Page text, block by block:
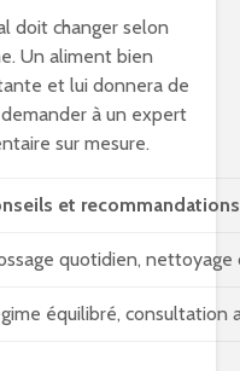
doit changer selon
Un aliment bien
et lui donnera de
à un expert
sur mesure.
et recommandations
quotidien,
équilibré, consultation